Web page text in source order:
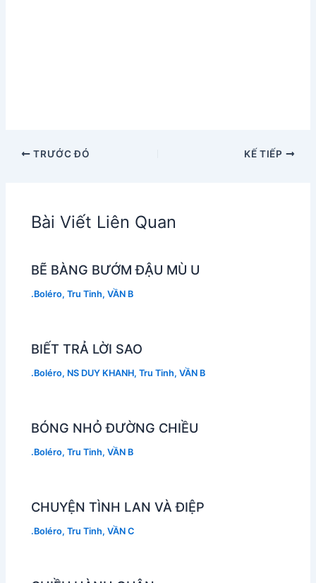
TRƯỚC ĐÓ KẾ TIẾP
Bài Viết Liên Quan
BẼ BÀNG BƯỚM ĐẬU MÙ U
.Boléro,Tru Tinh,VẦN B
BIẾT TRẢ LỜI SAO
.Boléro, NS DUY KHANH,Tru Tinh,VẦN B
BÓNG NHỎ ĐƯỜNG CHIỀU
.Boléro,Tru Tinh,VẦN B
CHUYỆN TÌNH LAN VÀ ĐIỆP
.Boléro,Tru Tinh,VẦN C